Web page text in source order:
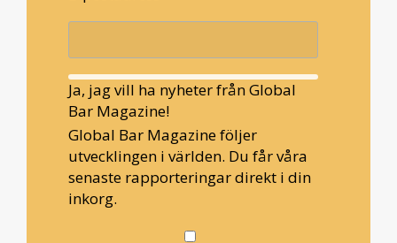
Ja, jag vill ha nyheter från Global
Bar Magazine!
Global Bar Magazine följer
utvecklingen i världen. Du får våra
senaste rapporteringar direkt i din
inkorg.